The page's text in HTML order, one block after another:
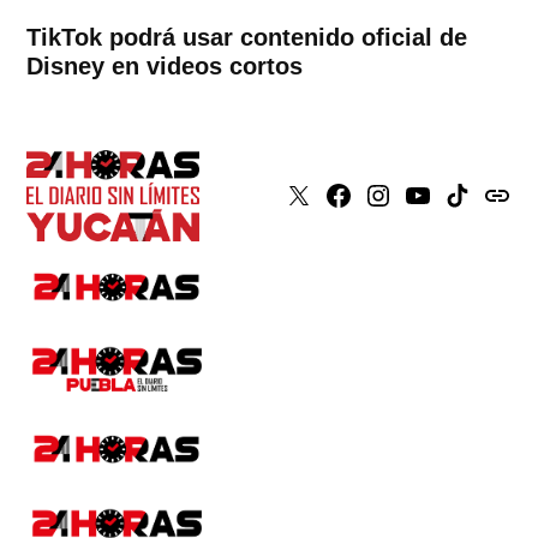
TikTok podrá usar contenido oficial de
Disney en videos cortos
X Faceboook
Instagram
YoutubeTiktokissuu